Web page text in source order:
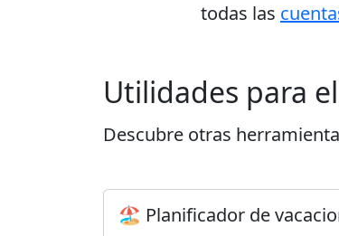
todas las
Utilidades para
Descubre otras
🏖️ Planificador de